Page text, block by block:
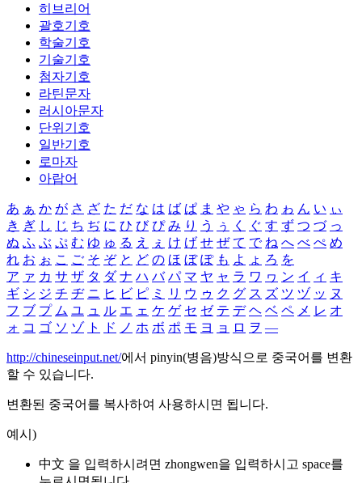
히브리어
괄호기호
학술기호
기술기호
첨자기호
라틴문자
러시아문자
단위기호
일반기호
로마자
아랍어
あ ぁ か が さ ざ た だ な は ば ぱ ま や ゃ ら わ ゎ ん い ぃ
き ぎ し じ ち ぢ に ひ び ぴ み り う ぅ く ぐ す ず つ づ っ
ぬ ふ ぶ ぷ む ゆ ゅ る え ぇ け げ せ ぜ て で ね へ べ ぺ め
れ お ぉ こ ご そ ぞ と ど の ほ ぼ ぽ も よ ょ ろ を
ア ァ カ サ ザ タ ダ ナ ハ バ パ マ ヤ ャ ラ ワ ヮ ン イ ィ キ
ギ シ ジ チ ヂ ニ ヒ ビ ピ ミ リ ウ ゥ ク グ ス ズ ツ ヅ ッ ヌ
フ ブ プ ム ユ ュ ル エ ェ ケ ゲ セ ゼ テ デ ヘ ベ ペ メ レ オ
ォ コ ゴ ソ ゾ ト ド ノ ホ ボ ポ モ ヨ ョ ロ ヲ ―
http://chineseinput.net/에서 pinyin(병음)방식으로 중국어를 변환
할 수 있습니다.
변환된 중국어를 복사하여 사용하시면 됩니다.
예시)
中文 을 입력하시려면 zhongwen을 입력하시고 space를